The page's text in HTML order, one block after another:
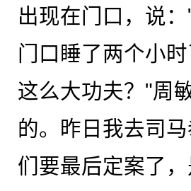
出现在门口，说
门口睡了两个小
这么大功夫？"周
的。昨日我去司
们要最后定案了